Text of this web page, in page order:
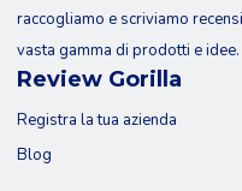
raccogliamo e scriviamo
vasta gamma di prodotti e idee.
Review Gorilla
Registra la tua azienda
Blog